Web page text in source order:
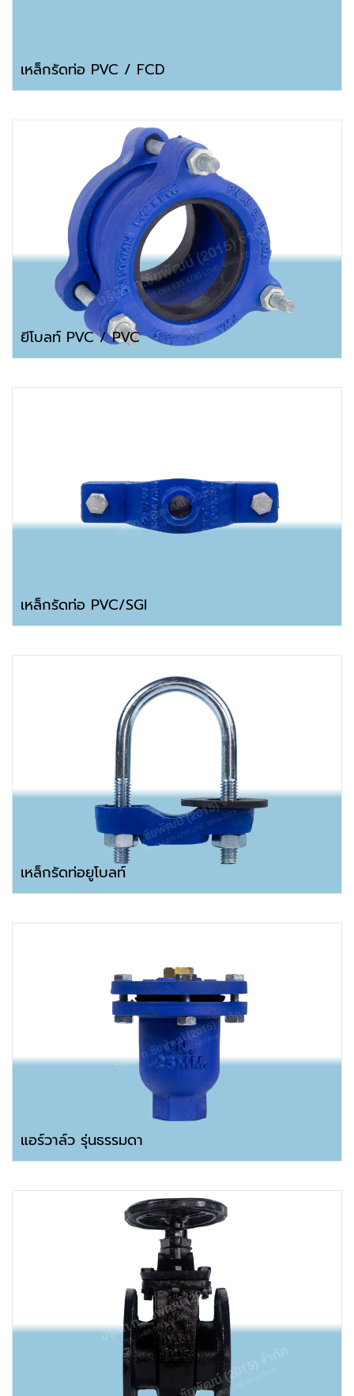
เหล็กรัดท่อ PVC / FCD
ยีโบลท์ PVC / PVC
เหล็กรัดท่อ PVC/SGI
เหล็กรัดท่อยูโบลท์
แอร์วาล์ว รุ่นธรรมดา